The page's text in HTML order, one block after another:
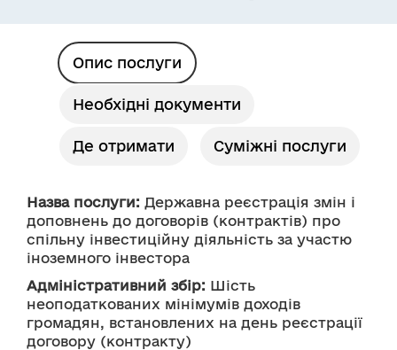
Опис послуги
Необхідні документи
Де отримати Суміжні послуги
Назва послуги: Державна реєстрація змін і
доповнень до договорів (контрактів) про
спільну інвестиційну діяльність за участю
іноземного інвестора
Адміністративний збір: Шість
неоподаткованих мінімумів доходів
громадян, встановлених на день реєстрації
договору (контракту)